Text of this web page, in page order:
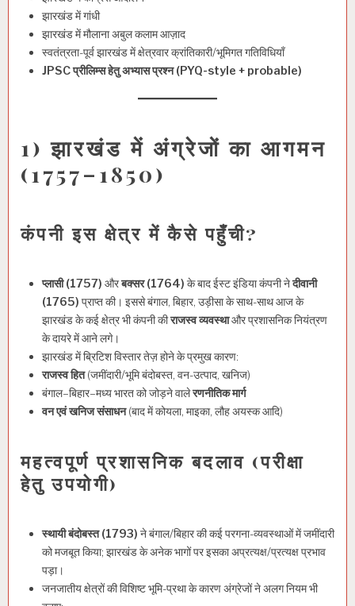
झारखंड में गांधी
झारखंड में मौलाना अबुल कलाम आज़ाद
स्वतंत्रता-पूर्व झारखंड में क्षेत्रवार क्रांतिकारी/भूमिगत गतिविधियाँ
JPSC प्रीलिम्स हेतु अभ्यास प्रश्न (PYQ-style + probable)
1) झारखंड में अंग्रेजों का आगमन
(1757–1850)
कंपनी इस क्षेत्र में कैसे पहुँची?
प्लासी (1757) औरबक्सर (1764) के बाद ईस्ट इंडिया कंपनी नेदीवानी
(1765) प्राप्त की। इससे बंगाल, बिहार, उड़ीसा के साथ-साथ आज के
झारखंड के कई क्षेत्र भी कंपनी कीराजस्व व्यवस्थाऔर प्रशासनिक नियंत्रण
के दायरे में आने लगे।
झारखंड में ब्रिटिश विस्तार तेज़ होने के प्रमुख कारण:
राजस्व हित(जमींदारी/भूमि बंदोबस्त, वन-उत्पाद, खनिज)
बंगाल–बिहार–मध्य भारत को जोड़ने वालेरणनीतिक मार्ग
वन एवं खनिज संसाधन(बाद में कोयला, माइका, लौह अयस्क आदि)
महत्वपूर्ण प्रशासनिक बदलाव (परीक्षा
हेतु उपयोगी)
स्थायी बंदोबस्त (1793) ने बंगाल/बिहार की कई परगना-व्यवस्थाओं में जमींदारी
को मजबूत किया; झारखंड के अनेक भागों पर इसका अप्रत्यक्ष/प्रत्यक्ष प्रभाव
पड़ा।
जनजातीय क्षेत्रों की विशिष्ट भूमि-प्रथा के कारण अंग्रेजों ने अलग नियम भी